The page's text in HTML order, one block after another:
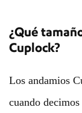
¿Qué
Cuplock?
Los andamios
cuando